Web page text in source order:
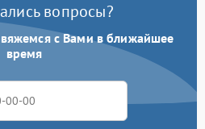
вопросы?
с Вами в ближайшее
время